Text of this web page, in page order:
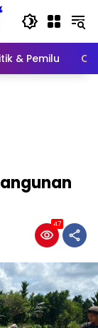
& Pemilu
47